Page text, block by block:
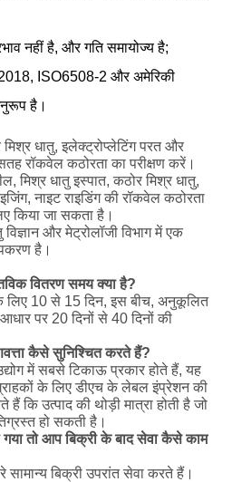
नहीं है, और गति समायोज्य है;
ISO6508-2 और अमेरिकी
है।
धातु, इलेक्ट्रोप्लेटिंग परत और
सतह रॉकवेल कठोरता का परीक्षण करें।
मिश्र धातु इस्पात, कठोर मिश्र धातु,
नाइट राइडिंग की रॉकवेल कठोरता
किया जा सकता है।
और मेट्रोलॉजी विभाग में एक
है।
वितरण समय क्या है?
लिए 10 से 15 दिन, इस बीच, अनुकूलित
आधार पर 20 दिनों से 40 दिनों की
कैसे सुनिश्चित करते हैं?
में सबसे टिकाऊ प्रकार होते हैं, यह
के लिए डीएच के लेबल इंप्रेशन की
हैं कि उत्पाद की थोड़ी मात्रा होती है जो
हो सकती है।
गया तो आप बिक्री के बाद सेवा कैसे काम
सामान्य बिक्री उपरांत सेवा करते हैं।